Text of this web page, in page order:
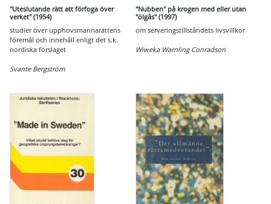
"Uteslutande rätt att förfoga över
verket" (1954)
studier över upphovsmannarättens
föremål och innehåll enligt det s.k.
nordiska förslaget
Svante Bergström
"Nubben" på krogen med eller utan
"ölgås" (1997)
om serveringstillståndets livsvillkor
Wiweka Warnling Conradson